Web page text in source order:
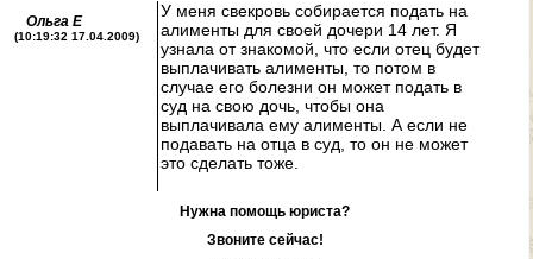
Ольга Е
(10:19:32 17.04.2009)
У меня свекровь собирается подать на
алименты для своей дочери 14 лет. Я
узнала от знакомой, что если отец будет
выплачивать алименты, то потом в
случае его болезни он может подать в
суд на свою дочь, чтобы она
выплачивала ему алименты. А если не
подавать на отца в суд, то он не может
это сделать тоже.
Нужна помощь юриста?
Звоните сейчас!